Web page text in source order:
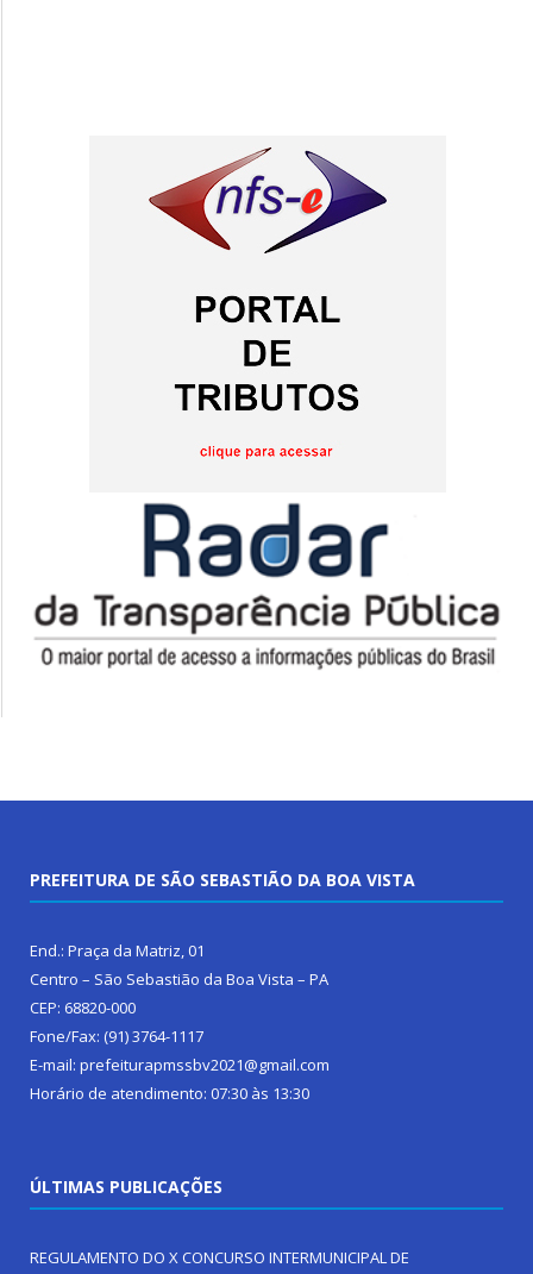
PREFEITURA DE SÃO SEBASTIÃO DA BOA VISTA
End.: Praça da Matriz, 01
Centro – São Sebastião da Boa Vista – PA
CEP: 68820-000
Fone/Fax: (91) 3764-1117
E-mail: prefeiturapmssbv2021@gmail.com
Horário de atendimento: 07:30 às 13:30
ÚLTIMAS PUBLICAÇÕES
REGULAMENTO DO X CONCURSO INTERMUNICIPAL DE